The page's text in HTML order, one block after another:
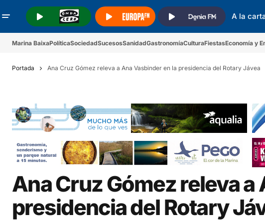
A la
Marina BaixaPolíticaSociedadSucesosSanidadGastronomíaCulturaFiestasEconomía y
Portada Ana Cruz Gómez releva a Ana Vasbinder en la presidencia del Rotary Jávea
Ana Cruz Gómez releva a
presidencia del Rotary